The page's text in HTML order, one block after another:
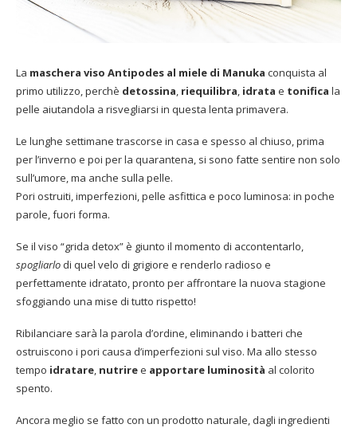
La maschera viso Antipodes al miele di Manuka conquista al
primo utilizzo, perchè detossina, riequilibra, idrata e tonifica la
pelle aiutandola a risvegliarsi in questa lenta primavera.
Le lunghe settimane trascorse in casa e spesso al chiuso, prima
per l’inverno e poi per la quarantena, si sono fatte sentire non solo
sull’umore, ma anche sulla pelle.
Pori ostruiti, imperfezioni, pelle asfittica e poco luminosa: in poche
parole, fuori forma.
Se il viso “grida detox” è giunto il momento di accontentarlo,
spogliarlo di quel velo di grigiore e renderlo radioso e
perfettamente idratato, pronto per affrontare la nuova stagione
sfoggiando una mise di tutto rispetto!
Ribilanciare sarà la parola d’ordine, eliminando i batteri che
ostruiscono i pori causa d’imperfezioni sul viso. Ma allo stesso
tempo idratare, nutriree apportare luminosità al colorito
spento.
Ancora meglio se fatto con un prodotto naturale, dagli ingredienti